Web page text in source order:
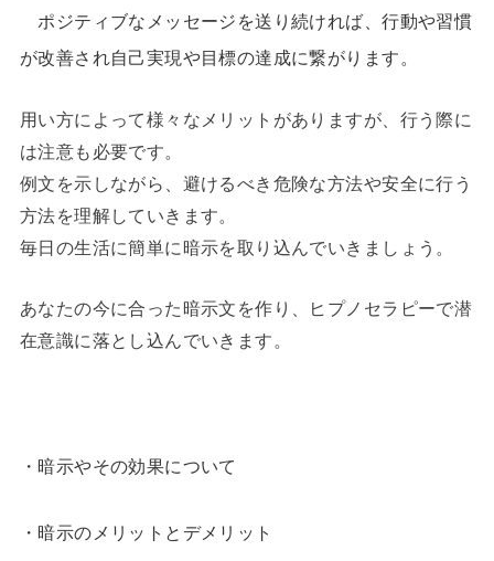
ポジティブなメッセージを送り続ければ、行動や習慣
が改善され自己実現や目標の達成に繋がります。
用い方によって様々なメリットがありますが、行う際に
は注意も必要です。
例文を示しながら、避けるべき危険な方法や安全に行う
方法を理解していきます。
毎日の生活に簡単に暗示を取り込んでいきましょう。
あなたの今に合った暗示文を作り、ヒプノセラピーで潜
在意識に落とし込んでいきます。
・暗示やその効果について
・暗示のメリットとデメリット